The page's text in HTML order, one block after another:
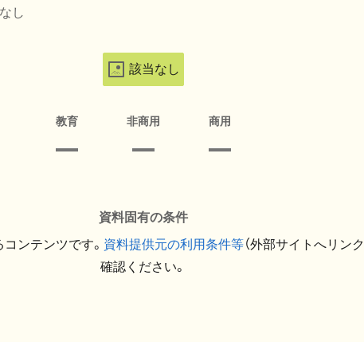
し
該当なし
教育 非商用 商用
資料固有の条件
ンテンツです。 資料提供元の利用条件等（外部サイトへリン
確認ください。